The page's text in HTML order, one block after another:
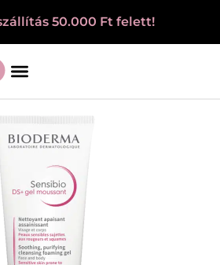
50.000 Ft felett!